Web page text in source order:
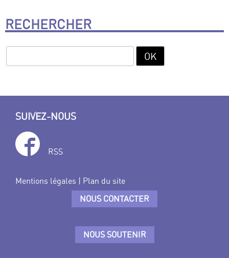
RECHERCHER
SUIVEZ-NOUS
RSS
Mentions légales | Plan du site
NOUS CONTACTER
NOUS SOUTENIR